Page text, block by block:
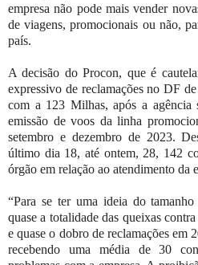
empresa não pode mais vender
de viagens, promocionais ou não,
país.
A decisão do Procon, que é
expressivo de reclamações no DF
com a 123 Milhas, após a agência
emissão de voos da linha
setembro e dezembro de 2023.
último dia 18, até ontem, 28, 142
órgão em relação ao atendimento da
“Para se ter uma ideia do tamanho
quase a totalidade das queixas
e quase o dobro de reclamações em
recebendo uma média de 30